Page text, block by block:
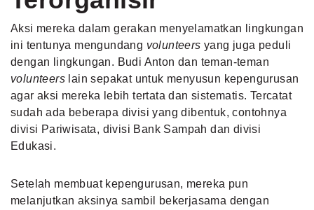
Aksi mereka dalam gerakan menyelamatkan lingkungan
ini tentunya mengundang volunteers yang juga peduli
dengan lingkungan. Budi Anton dan teman-teman
volunteers lain sepakat untuk menyusun kepengurusan
agar aksi mereka lebih tertata dan sistematis. Tercatat
sudah ada beberapa divisi yang dibentuk, contohnya
divisi Pariwisata, divisi Bank Sampah dan divisi
Edukasi.
Setelah membuat kepengurusan, mereka pun
melanjutkan aksinya sambil bekerjasama dengan